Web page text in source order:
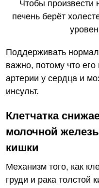
Чтобы произвести
печень берёт
Поддерживать
важно, потому что его
артерии у сердца и
инсульт.
Клетчатка
молочной
кишки
Механизм того, как
груди и рака толстой